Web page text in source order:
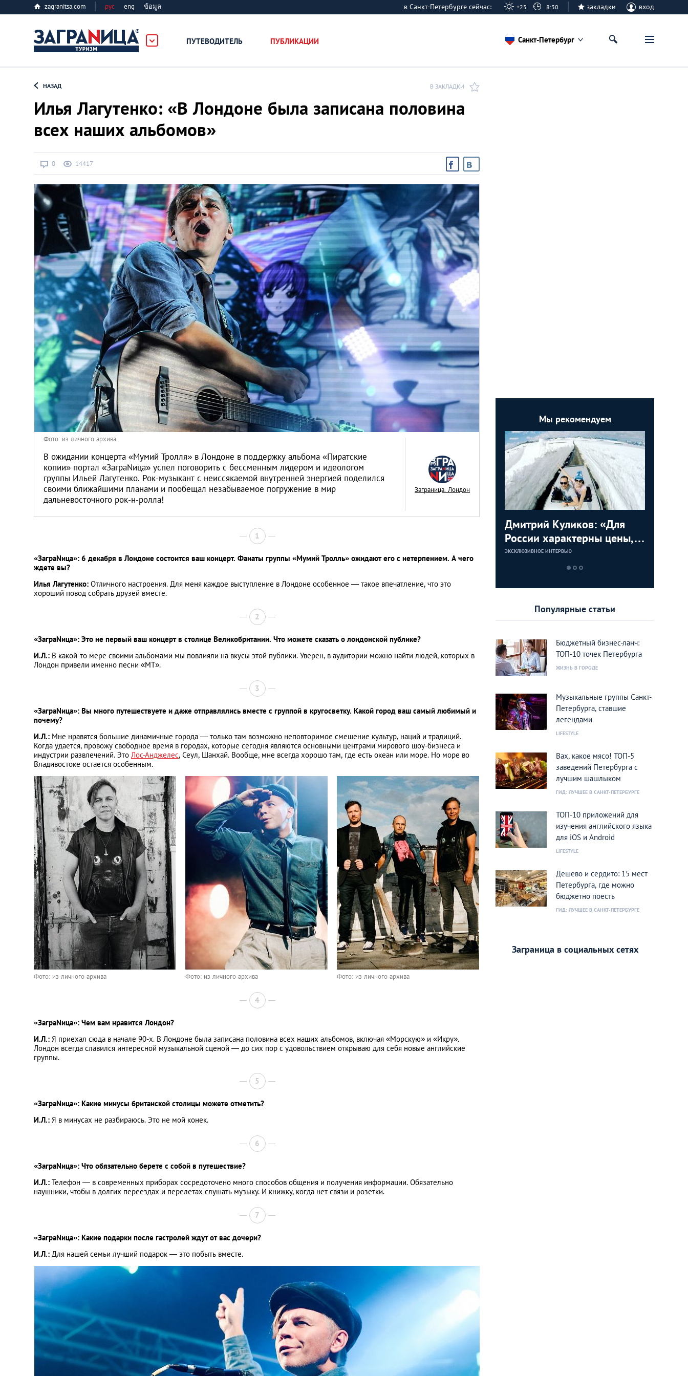
zagranitsa.com рус eng ข้อมูล в Санкт-Петербурге сейчас: +25 8:30 закладки вход
ПУТЕВОДИТЕЛЬ ПУБЛИКАЦИИ
Алматы
Афины
Киев
Лондон
Лос-Анджелес
Москва
Париж
Паттайя
Пхукет
Санкт-Петербург
Санкт-Петербург
НАЗАД В ЗАКЛАДКИ
Илья Лагутенко: «В Лондоне была записана половина
всех наших альбомов»
0 14417
Фото: из личного архива
В ожидании концерта «Мумий Тролля» в Лондоне в поддержку альбома «Пиратские
копии» портал «ЗаграNица» успел поговорить с бессменным лидером и идеологом
группы Ильей Лагутенко. Рок-музыкант с неиссякаемой внутренней энергией поделился
своими ближайшими планами и пообещал незабываемое погружение в мир
дальневосточного рок-н-ролла!
Заграница. Лондон
1
«ЗаграNица»: 6 декабря в Лондоне состоится ваш концерт. Фанаты группы «Мумий Тролль» ожидают его с нетерпением. А чего
ждете вы?
Илья Лагутенко: Отличного настроения. Для меня каждое выступление в Лондоне особенное — такое впечатление, что это
хороший повод собрать друзей вместе.
2
«ЗаграNица»: Это не первый ваш концерт в столице Великобритании. Что можете сказать о лондонской публике?
И.Л.: В какой-то мере своими альбомами мы повлияли на вкусы этой публики. Уверен, в аудитории можно найти людей, которых в
Лондон привели именно песни «МТ».
3
«ЗаграNица»: Вы много путешествуете и даже отправлялись вместе с группой в кругосветку. Какой город ваш самый любимый и
почему?
И.Л.: Мне нравятся большие динамичные города ― только там возможно неповторимое смешение культур, наций и традиций.
Когда удается, провожу свободное время в городах, которые сегодня являются основными центрами мирового шоу-бизнеса и
индустрии развлечений. Это Лос-Анджелес, Сеул, Шанхай. Вообще, мне всегда хорошо там, где есть океан или море. Но море во
Владивостоке остается особенным.
Фото: из личного архива Фото: из личного архива Фото: из личного архива
4
«ЗаграNица»: Чем вам нравится Лондон?
И.Л.: Я приехал сюда в начале 90-х. В Лондоне была записана половина всех наших альбомов, включая «Морскую» и «Икру».
Лондон всегда славился интересной музыкальной сценой — до сих пор с удовольствием открываю для себя новые английские
группы.
5
«ЗаграNица»: Какие минусы британской столицы можете отметить?
И.Л.: Я в минусах не разбираюсь. Это не мой конек.
6
«ЗаграNица»: Что обязательно берете с собой в путешествие?
И.Л.: Телефон — в современных приборах сосредоточено много способов общения и получения информации. Обязательно
наушники, чтобы в долгих переездах и перелетах слушать музыку. И книжку, когда нет связи и розетки.
7
«ЗаграNица»: Какие подарки после гастролей ждут от вас дочери?
И.Л.: Для нашей семьи лучший подарок — это побыть вместе.
Мы рекомендуем
Дмитрий Куликов: «Для
России характерны цены,
несоответствующие
предлагаемому качеству»
ЭКСКЛЮЗИВНОЕ ИНТЕРВЬЮ
реальная история
петербуржца Федора
Друзина
Популярные статьи
Бюджетный бизнес-ланч:
ТОП-10 точек Петербурга
ЖИЗНЬ В ГОРОДЕ
Музыкальные группы Санкт-
Петербурга, ставшие
легендами
LIFESTYLE
Вах, какое мясо! ТОП-5
заведений Петербурга с
лучшим шашлыком
ГИД: ЛУЧШЕЕ В САНКТ-ПЕТЕРБУРГЕ
ТОП-10 приложений для
изучения английского языка
для iOS и Android
LIFESTYLE
Дешево и сердито: 15 мест
Петербурга, где можно
бюджетно поесть
ГИД: ЛУЧШЕЕ В САНКТ-ПЕТЕРБУРГЕ
Заграница в социальных сетях